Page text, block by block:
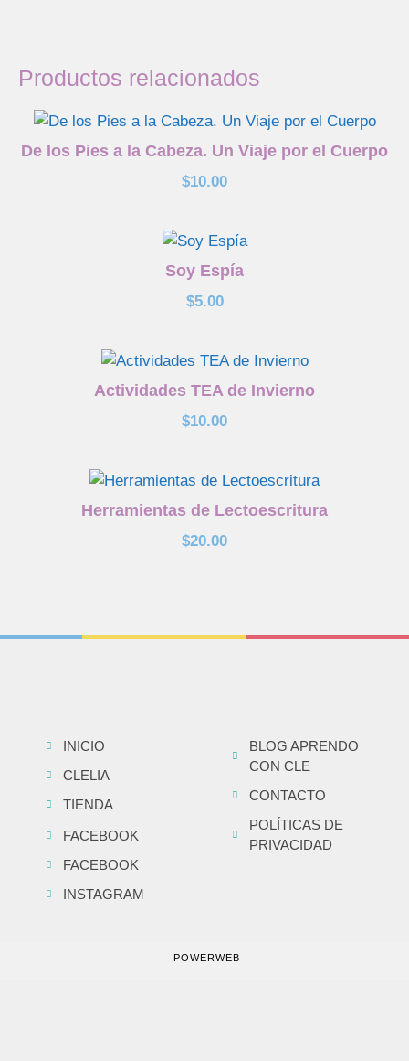
Productos relacionados
De los Pies a la Cabeza. Un Viaje por el Cuerpo
$10.00
Soy Espía
$5.00
Actividades TEA de Invierno
$10.00
Herramientas de Lectoescritura
$20.00
INICIO
CLELIA
TIENDA
BLOG APRENDO
CON CLE
CONTACTO
POLÍTICAS DE
PRIVACIDAD
FACEBOOK
FACEBOOK
INSTAGRAM
POWERWEB